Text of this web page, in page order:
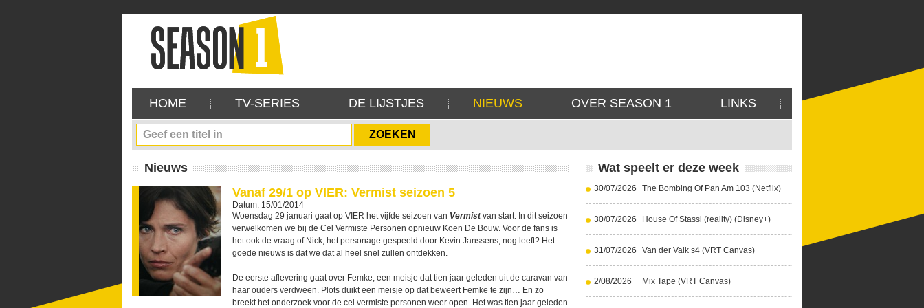
HOME TV-SERIES DE LIJSTJES NIEUWS OVER SEASON 1 LINKS
Nieuws
Vanaf 29/1 op VIER: Vermist seizoen 5
Datum: 15/01/2014
Woensdag 29 januari gaat op VIER het vijfde seizoen van Vermistvan start. In dit seizoen
verwelkomen we bij de Cel Vermiste Personen opnieuw Koen De Bouw. Voor de fans is
het ook de vraag of Nick, het personage gespeeld door Kevin Janssens, nog leeft? Het
goede nieuws is dat we dat al heel snel zullen ontdekken.
De eerste aflevering gaat over Femke, een meisje dat tien jaar geleden uit de caravan van
haar ouders verdween. Plots duikt een meisje op dat beweert Femke te zijn… En zo
breekt het onderzoek voor de cel vermiste personen weer open. Het was tien jaar geleden
Wat speelt er deze week
30/07/2026 The Bombing Of Pan Am 103 (Netflix)
30/07/2026 House Of Stassi (reality) (Disney+)
31/07/2026 Van der Valk s4 (VRT Canvas)
2/08/2026 Mix Tape (VRT Canvas)